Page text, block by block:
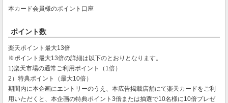
本カード会員様のポイント口座
ポイント数
楽天ポイント最大13倍
※ポイント最大13倍の詳細は以下のとおりとなります。
1)楽天市場の通常ご利用ポイント（1倍）
2）特典ポイント（最大10倍）
期間内に本企画にエントリーのうえ、本広告掲載店舗にて楽天カードをご利
用いただくと、本企画の特典ポイント3倍または抽選で10名様に10倍プレゼ